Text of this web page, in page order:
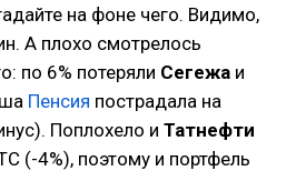
на фоне чего. Видимо,
А плохо смотрелось
по 6% потеряли Сегежа и
Пенсия пострадала на
Поплохело и Татнефти
(-4%), поэтому и портфель